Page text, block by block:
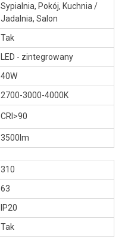
Sypialnia, Pokój, Kuchnia /
Jadalnia, Salon
Tak
LED - zintegrowany
40W
2700-3000-4000K
CRI>90
3500lm
310
63
IP20
Tak